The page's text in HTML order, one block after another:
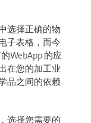
选择正确的物
子表格，而今
WebApp 的应
在您的加工业
品之间的依赖
选择您需要的